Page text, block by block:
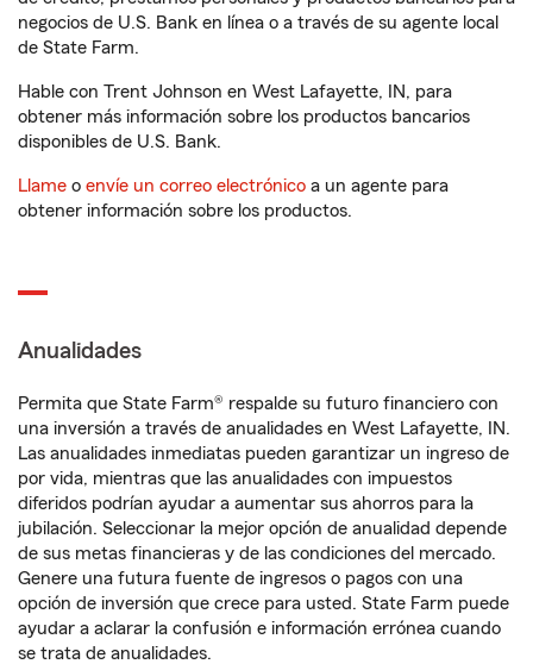
negocios de U.S. Bank en línea o a través de su agente local
de State Farm.
Hable con Trent Johnson en West Lafayette, IN, para
obtener más información sobre los productos bancarios
disponibles de U.S. Bank.
Llame o envíe un correo electrónico a un agente para
obtener información sobre los productos.
Anualidades
Permita que State Farm® respalde su futuro financiero con
una inversión a través de anualidades en West Lafayette, IN.
Las anualidades inmediatas pueden garantizar un ingreso de
por vida, mientras que las anualidades con impuestos
diferidos podrían ayudar a aumentar sus ahorros para la
jubilación. Seleccionar la mejor opción de anualidad depende
de sus metas financieras y de las condiciones del mercado.
Genere una futura fuente de ingresos o pagos con una
opción de inversión que crece para usted. State Farm puede
ayudar a aclarar la confusión e información errónea cuando
se trata de anualidades.